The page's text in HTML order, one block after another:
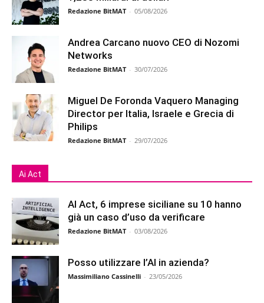
Redazione BitMAT - 05/08/2026
Andrea Carcano nuovo CEO di Nozomi
Networks
Redazione BitMAT - 30/07/2026
Miguel De Foronda Vaquero Managing
Director per Italia, Israele e Grecia di
Philips
Redazione BitMAT - 29/07/2026
Ai Act
AI Act, 6 imprese siciliane su 10 hanno
già un caso d’uso da verificare
Redazione BitMAT - 03/08/2026
Posso utilizzare l’AI in azienda?
Massimiliano Cassinelli - 23/05/2026